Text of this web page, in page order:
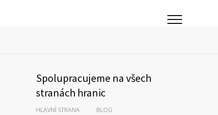
Spolupracujeme na všech
stranách hranic
HLAVNÍ STRANA
BLOG